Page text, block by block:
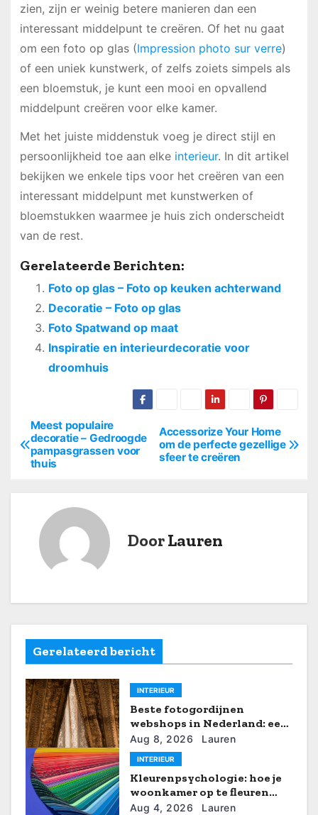
zien, zijn er weinig betere manieren dan een
interessant middelpunt te creëren. Of het nu gaat
om een foto op glas (Impression photo sur verre)
of een uniek kunstwerk, of zelfs zoiets simpels als
een bloemstuk, je kunt een mooi en opvallend
middelpunt creëren voor elke kamer.
Met het juiste middenstuk voeg je direct stijl en
persoonlijkheid toe aan elke interieur. In dit artikel
bekijken we enkele tips voor het creëren van een
interessant middelpunt met kunstwerken of
bloemstukken waarmee je huis zich onderscheidt
van de rest.
Gerelateerde Berichten:
Foto op glas – Foto op keuken achterwand
Decoratie – Foto op glas
Foto Spatwand op maat
Inspiratie en interieurdecoratie voor
droomhuis
B
t
a
v
i
g
a
Accessorize Your Home
om de perfecte gezellige
sfeer te creëren
Meest populaire
decoratie – Gedroogde
pampasgrassen voor
thuis
DoorLauren
Gerelateerd bericht
INTERIEUR
Beste fotogordijnen
webshops in Nederland: een
eerlijke vergelijking
Aug 8, 2026 Lauren
INTERIEUR
Kleurenpsychologie: hoe je
woonkamer op te fleuren
met zomerse tinten
Aug 4, 2026 Lauren